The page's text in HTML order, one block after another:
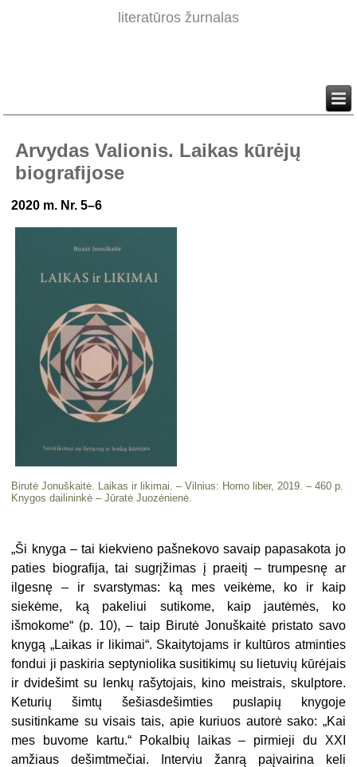
literatūros žurnalas
Arvydas Valionis. Laikas kūrėjų
biografijose
2020 m. Nr. 5–6
Birutė Jonuškaitė. Laikas ir likimai. – Vilnius: Homo liber, 2019. – 460 p.
Knygos dailininkė – Jūratė Juozėnienė.
„Ši knyga – tai kiekvieno pašnekovo savaip papasakota jo
paties biografija, tai sugrįžimas į praeitį – trumpesnę ar
ilgesnę – ir svarstymas: ką mes veikėme, ko ir kaip
siekėme, ką pakeliui sutikome, kaip jautėmės, ko
išmokome“ (p. 10), – taip Birutė Jonuškaitė pristato savo
knygą „Laikas ir likimai“. Skaitytojams ir kultūros atminties
fondui ji paskiria septyniolika susitikimų su lietuvių kūrėjais
ir dvidešimt su lenkų rašytojais, kino meistrais, skulptore.
Keturių šimtų šešiasdešimties puslapių knygoje
susitinkame su visais tais, apie kuriuos autorė sako: „Kai
mes buvome kartu.“ Pokalbių laikas – pirmieji du XXI
amžiaus dešimtmečiai. Interviu žanrą paįvairina keli